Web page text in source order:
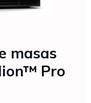
masas
Pro